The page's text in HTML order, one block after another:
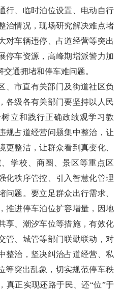
行、临时泊位设置、电动自行
治情况，现场研究解决难点堵
对车辆违停、占道经营等突出
停车资源，高峰期增派警力加
通拥堵和停车难问题。
、市直有关部门及街道社区负
各级各有关部门要坚持以人民
立和践行正确政绩观学习教
规占道经营问题集中整治，让
更整洁，让群众看到真变化、
学校、商圈、景区等重点区
化秩序管控、引入智慧化管理
问题。要立足群众出行需求、
推进停车泊位扩容增量，因地
享、潮汐车位等措施，有效化
管、城管等部门联勤联动，对
整治，坚决纠治占道经营、私
等突出乱象，切实规范停车秩
真正实现还路于民、还“位”于